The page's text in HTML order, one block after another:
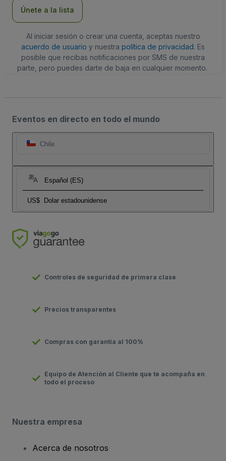
Únete a la lista
Al iniciar sesión o crear una cuenta, aceptas nuestro
acuerdo de usuario y nuestra política de privacidad. Es
posible que recibas notificaciones por SMS de nuestra
parte, pero puedes darte de baja en cualquier momento.
Eventos en directo en todo el mundo
Chile
Español (ES)
US$ Dolar estadounidense
Controles de seguridad de primera clase
Precios transparentes
Compras con garantía al 100%
Equipo de Atención al Cliente que te acompaña en
todo el proceso
Nuestra empresa
Acerca de nosotros